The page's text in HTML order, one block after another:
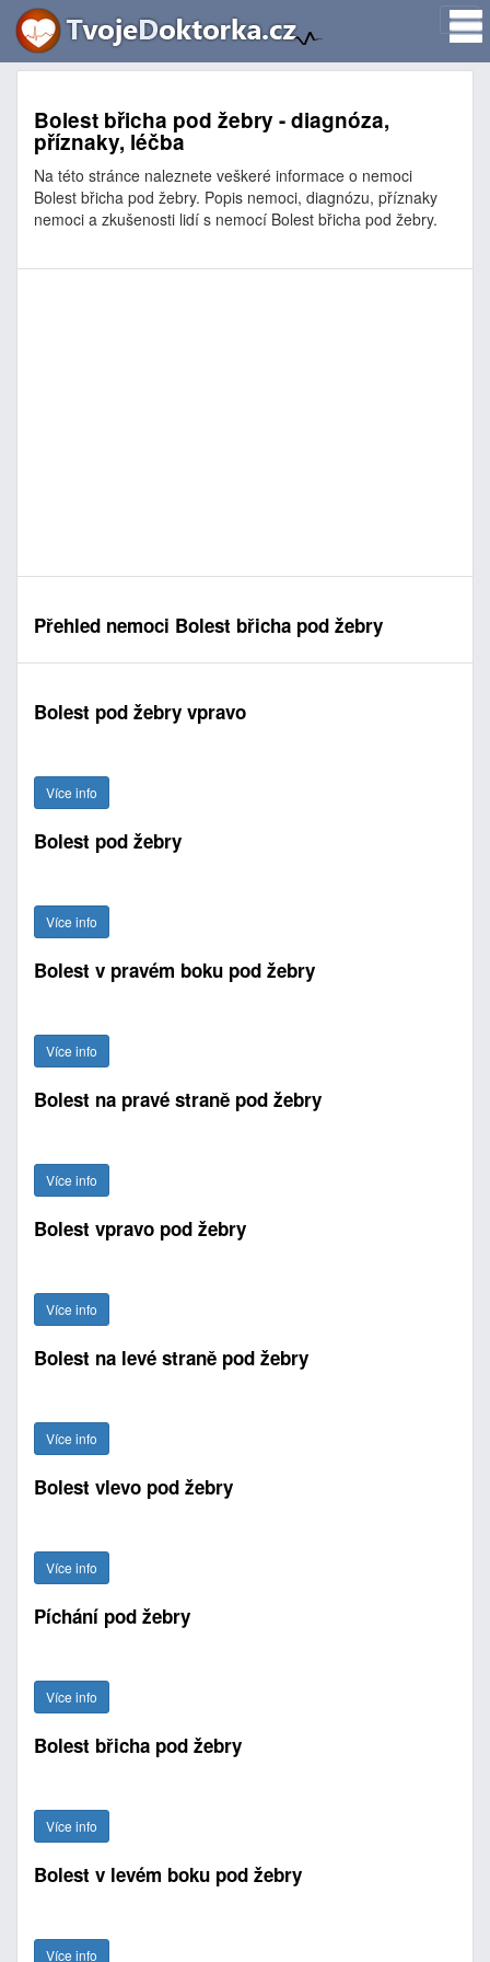
Bolest břicha pod žebry - diagnóza,
příznaky, léčba
Na této stránce naleznete veškeré informace o nemoci
Bolest břicha pod žebry. Popis nemoci, diagnózu, příznaky
nemoci a zkušenosti lidí s nemocí Bolest břicha pod žebry.
Přehled nemoci Bolest břicha pod žebry
Bolest pod žebry vpravo
Více info
Bolest pod žebry
Více info
Bolest v pravém boku pod žebry
Více info
Bolest na pravé straně pod žebry
Více info
Bolest vpravo pod žebry
Více info
Bolest na levé straně pod žebry
Více info
Bolest vlevo pod žebry
Více info
Píchání pod žebry
Více info
Bolest břicha pod žebry
Více info
Bolest v levém boku pod žebry
Více info